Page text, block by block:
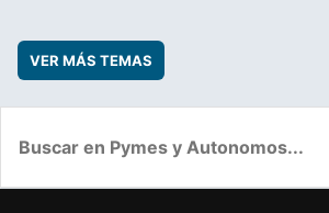
VER MÁS TEMAS